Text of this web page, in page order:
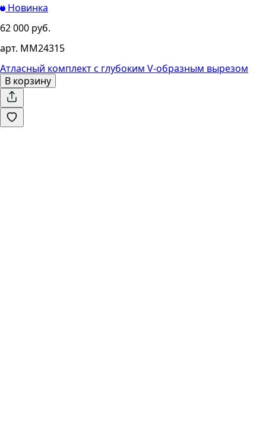
Новинка
62 000 руб.
арт. MM24315
Атласный комплект с глубоким V-образным вырезом
В корзину